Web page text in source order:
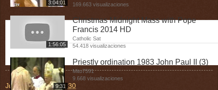
169.663 visualizaciones
3:04:01
Christmas Midnight Mass with Pope
Francis 2014 HD
Catholic Sat
54.418 visualizaciones
1:56:05
Priestly ordination 1983 John Paul II (3)
Mito7591
9.668 visualizaciones
9:31
Juan y Juana en19:30